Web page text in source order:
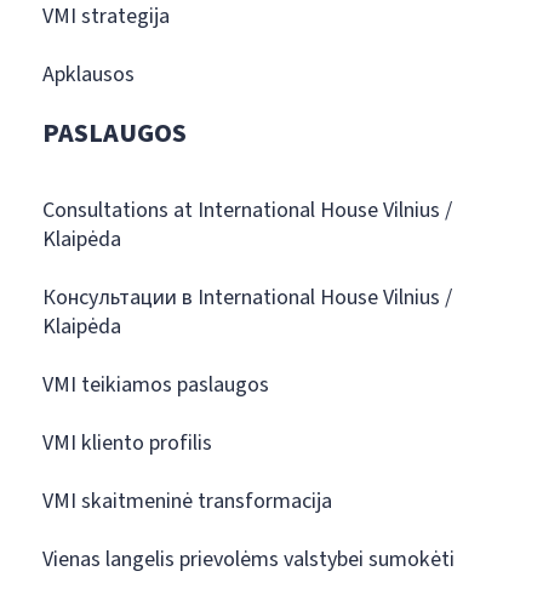
VMI strategija
Apklausos
PASLAUGOS
Consultations at International House Vilnius /
Klaipėda
Консультации в International House Vilnius /
Klaipėda
VMI teikiamos paslaugos
VMI kliento profilis
VMI skaitmeninė transformacija
Vienas langelis prievolėms valstybei sumokėti